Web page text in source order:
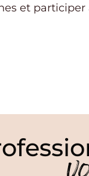
et participer